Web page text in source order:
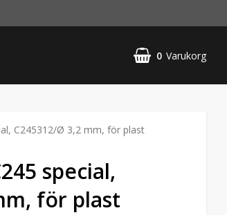
0 Varukorg
C245312/Ø 3,2 mm, för plast
special,
för plast